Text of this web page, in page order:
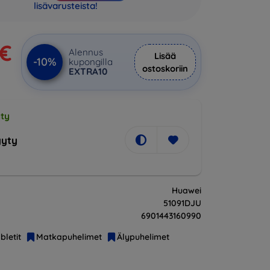
lisävarusteista!
-10%
Alennus
kupongilla
EXTRA10
Lisää
ostoskoriin
Huawei
51091DJU
6901443160990
Matkapuhelimet Älypuhelimet